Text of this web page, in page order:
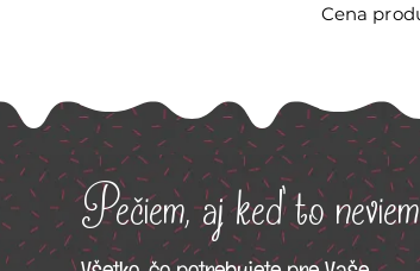
Cena
Pečiem, aj keď to neviem